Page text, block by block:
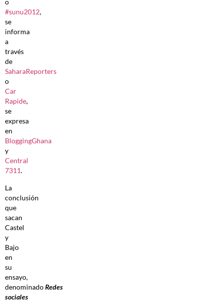
o
#sunu2012,
se
informa
a
través
de
SaharaReporters
o
Car
Rapide,
se
expresa
en
BloggingGhana
y
Central
7311.
La
conclusión
que
sacan
Castel
y
Bajo
en
su
ensayo,
denominadoRedes
sociales